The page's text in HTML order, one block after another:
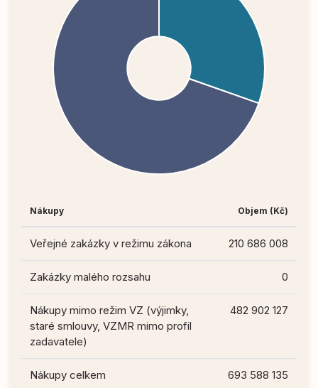
Nákupy Objem (Kč)
Veřejné zakázky v režimu zákona 210 686 008
Zakázky malého rozsahu 0
Nákupy mimo režim VZ (výjimky,
staré smlouvy, VZMR mimo profil
zadavatele)
482 902 127
Nákupy celkem 693 588 135